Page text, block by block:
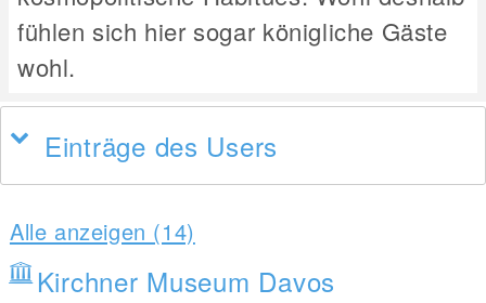
fühlen sich hier sogar königliche Gäste
wohl.
Einträge des Users
Alle anzeigen (14)
Kirchner Museum Davos